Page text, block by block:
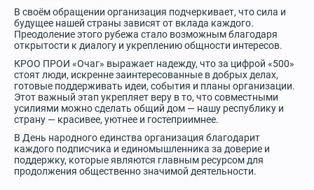
В своём обращении организация подчеркивает, что сила и
будущее нашей страны зависят от вклада каждого.
Преодоление этого рубежа стало возможным благодаря
открытости к диалогу и укреплению общности интересов.
КРОО ПРОИ «Очаг» выражает надежду, что за цифрой «500»
стоят люди, искренне заинтересованные в добрых делах,
готовые поддерживать идеи, события и планы организации.
Этот важный этап укрепляет веру в то, что совместными
усилиями можно сделать общий дом — нашу республику и
страну — красивее, уютнее и гостеприимнее.
В День народного единства организация благодарит
каждого подписчика и единомышленника за доверие и
поддержку, которые являются главным ресурсом для
продолжения общественно значимой деятельности.